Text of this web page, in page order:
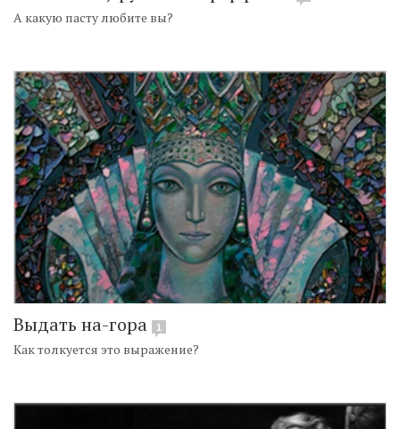
А какую пасту любите вы?
Выдать на-гора 1
Как толкуется это выражение?